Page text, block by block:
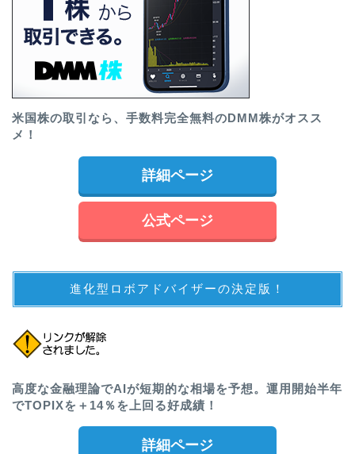
米国株の取引なら、手数料完全無料のDMM株がオスス
メ！
詳細ページ
公式ページ
進化型ロボアドバイザーの決定版！
高度な金融理論でAIが短期的な相場を予想。運用開始半年
でTOPIXを＋14％を上回る好成績！
詳細ページ